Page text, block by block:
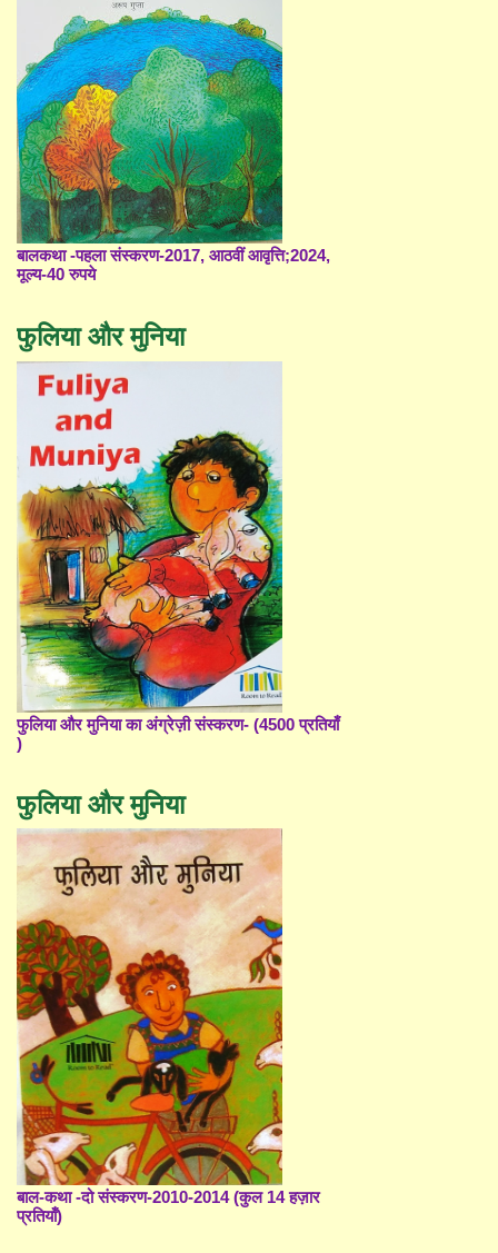
बालकथा -पहला संस्करण-2017, आठवीं आवृत्ति;2024,
मूल्य-40 रुपये
फुलिया और मुनिया
फुलिया और मुनिया का अंग्रेज़ी संस्करण- (4500 प्रतियाँ
)
फुलिया और मुनिया
बाल-कथा -दो संस्करण-2010-2014 (कुल 14 हज़ार
प्रतियाँ)